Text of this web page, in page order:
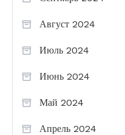
Август 2024
Июль 2024
Июнь 2024
Май 2024
Апрель 2024